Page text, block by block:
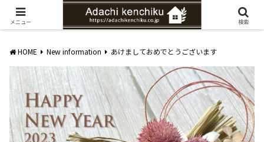
愛知県みよし市の工務店。自然素材を使ったナチュラルな家づくりをご提案
HOME New information あけましておめでとうございます
メニュー 検索